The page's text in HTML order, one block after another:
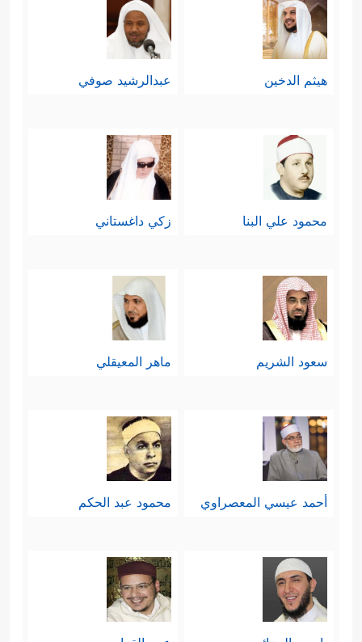
هيثم الدخين عبدالرشيد صوفي
محمود علي البنا زكي داغستاني
سعود الشريم ماهر المعيقلي
أحمد عيسي المعصراوي محمود عبد الحكم